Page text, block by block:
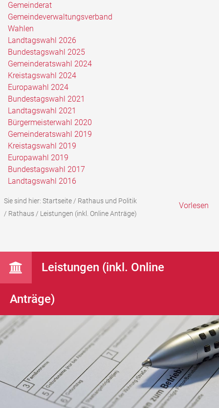
Gemeinderat
Gemeindeverwaltungsverband
Wahlen
Landtagswahl 2026
Bundestagswahl 2025
Gemeinderatswahl 2024
Kreistagswahl 2024
Europawahl 2024
Bundestagswahl 2021
Landtagswahl 2021
Bürgermeisterwahl 2020
Gemeinderatswahl 2019
Kreistagswahl 2019
Europawahl 2019
Bundestagswahl 2017
Landtagswahl 2016
Sie sind hier: Startseite/ Rathaus und Politik
/ Rathaus/ Leistungen (inkl. Online Anträge)
Vorlesen
Leistungen (inkl. Online
Anträge)